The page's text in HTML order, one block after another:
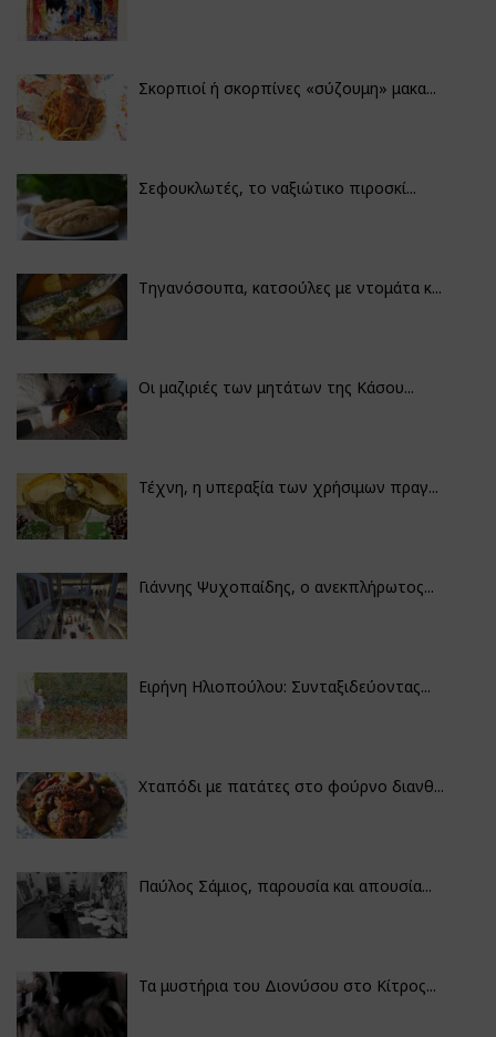
Σκορπιοί ή σκορπίνες «σύζουμη» μακα...
Σεφουκλωτές, το ναξιώτικο πιροσκί...
Τηγανόσουπα, κατσούλες με ντομάτα κ...
Οι μαζιριές των μητάτων της Κάσου...
Τέχνη, η υπεραξία των χρήσιμων πραγ...
Γιάννης Ψυχοπαίδης, ο ανεκπλήρωτος...
Ειρήνη Ηλιοπούλου: Συνταξιδεύοντας...
Χταπόδι με πατάτες στο φούρνο διανθ...
Παύλος Σάμιος, παρουσία και απουσία...
Τα μυστήρια του Διονύσου στο Κίτρος...